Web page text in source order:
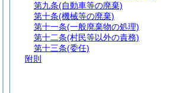
第九条(自動車等の廃棄)
第十条(機械等の廃棄)
第十一条(一般廃棄物の処理)
第十二条(村民等以外の責務)
第十三条(委任)
附則